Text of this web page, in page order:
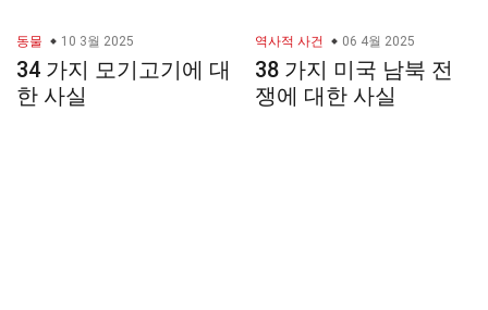
동물 10 3월 2025
34 가지 모기고기에 대
한 사실
역사적 사건 06 4월 2025
38 가지 미국 남북 전
쟁에 대한 사실